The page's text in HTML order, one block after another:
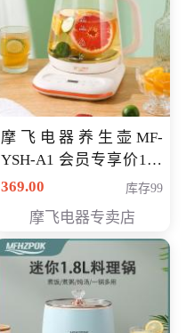
摩飞电器养生壶MF-
YSH-A1 会员专享价198
元
369.00 库存99
摩飞电器专卖店